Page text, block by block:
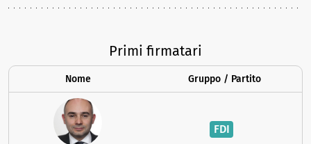
Primi firmatari
Nome Gruppo / Partito
FDI